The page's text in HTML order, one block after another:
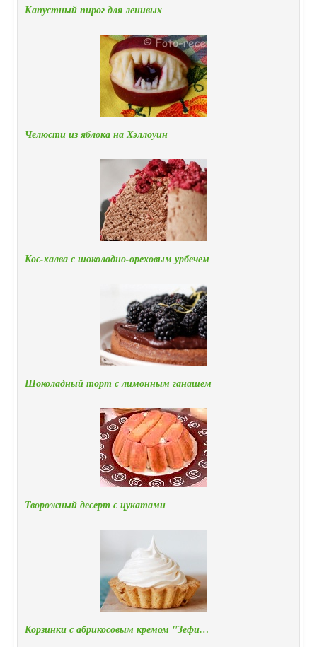
Капустный пирог для ленивых
Челюсти из яблока на Хэллоуин
Кос-халва с шоколадно-ореховым урбечем
Шоколадный торт с лимонным ганашем
Творожный десерт с цукатами
Корзинки с абрикосовым кремом "Зефи…